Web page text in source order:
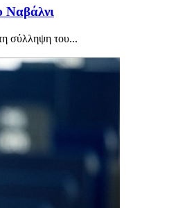
Ναβάλνι
σύλληψη του...